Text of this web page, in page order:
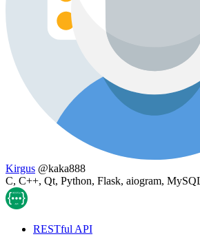
Kirgus @kaka888
C, C++, Qt, Python, Flask, aiogram,
RESTful API